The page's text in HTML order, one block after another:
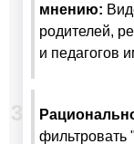
мнению:
родителей,
и педагогов
фильтровать